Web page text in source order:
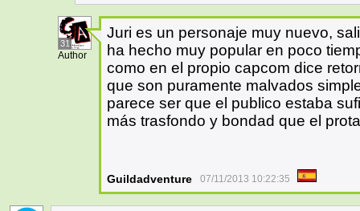
31
Author
Juri es un personaje muy nuevo,
ha hecho muy popular en poco
como en el propio capcom dice
que son puramente malvados
parece ser que el publico estaba
más trasfondo y bondad que el
Guildadventure 07/11/2013 10:22:35